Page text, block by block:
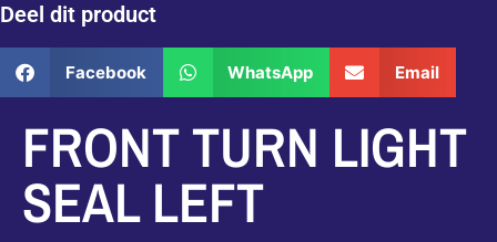
Deel dit product
Facebook WhatsApp Email
FRONT TURN LIGHT
SEAL LEFT